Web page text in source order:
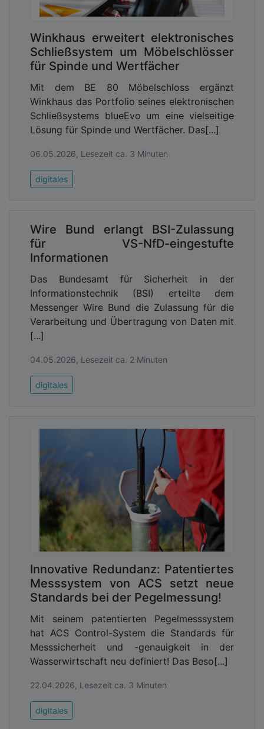
Winkhaus erweitert elektronisches
Schließsystem um Möbelschlösser
für Spinde und Wertfächer
Mit dem BE 80 Möbelschloss ergänzt
Winkhaus das Portfolio seines elektronischen
Schließsystems blueEvo um eine vielseitige
Lösung für Spinde und Wertfächer. Das[...]
06.05.2026, Lesezeit ca. 3 Minuten
digitales
Wire Bund erlangt BSI-Zulassung
für VS-NfD-eingestufte
Informationen
Das Bundesamt für Sicherheit in der
Informationstechnik (BSI) erteilte dem
Messenger Wire Bund die Zulassung für die
Verarbeitung und Übertragung von Daten mit
[...]
04.05.2026, Lesezeit ca. 2 Minuten
digitales
Innovative Redundanz: Patentiertes
Messsystem von ACS setzt neue
Standards bei der Pegelmessung!
Mit seinem patentierten Pegelmesssystem
hat ACS Control-System die Standards für
Messsicherheit und -genauigkeit in der
Wasserwirtschaft neu definiert! Das Beso[...]
22.04.2026, Lesezeit ca. 3 Minuten
digitales